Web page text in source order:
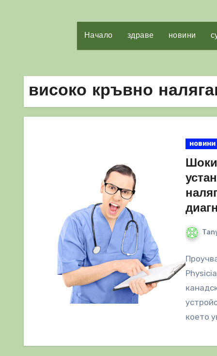
Начало здраве новини
високо кръвно
новини
което